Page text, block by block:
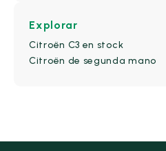
(15)
C
(0)
B
Explorar
Citroën C3 en stock
Citroën de segunda mano